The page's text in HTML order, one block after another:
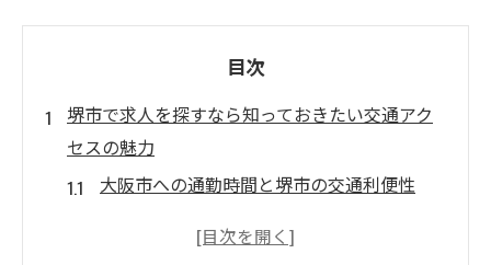
目次
堺市で求人を探すなら知っておきたい交通アク
セスの魅力
大阪市への通勤時間と堺市の交通利便性
公共交通機関を利用した堺市内の移動方法